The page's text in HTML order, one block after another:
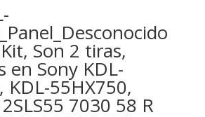
Son 2 tiras,
en Sony KDL-
KDL-55HX750,
7030 58 R